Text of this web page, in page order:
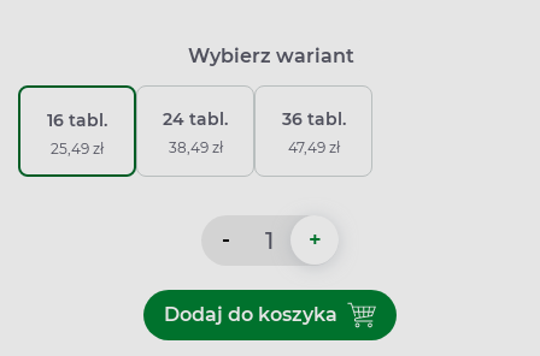
Wybierz wariant
16 tabl.
25,49 zł
24 tabl.
38,49 zł
36 tabl.
47,49 zł
- +
Dodaj do koszykaDodaj do koszyka Strepsils